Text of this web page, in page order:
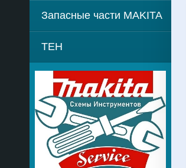
Запасные части MAKITA
TEH